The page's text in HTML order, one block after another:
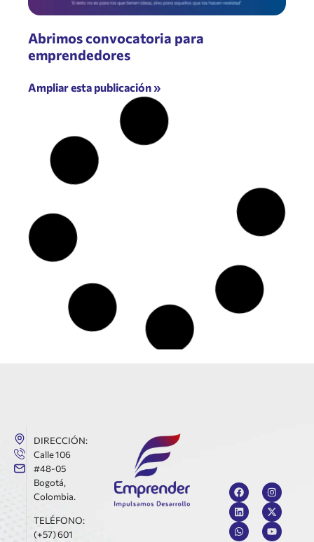
Abrimos convocatoria para
emprendedores
Ampliar esta publicación »
DIRECCIÓN:
Calle 106
#48-05
Bogotá,
Colombia.
TELÉFONO:
(+57) 601